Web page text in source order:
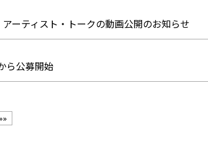
ーティスト・トークの動画公開のお知らせ
ら公募開始